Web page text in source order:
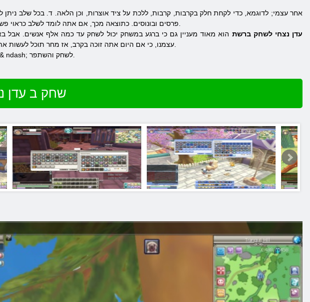
עדן נצחילשחק ברשת
כמו שחקנים בכל גיל & ndash; כי יש משהו לעשות לכולם. אז זה & ndash; לשחק והשתפר.
שחק ב עדן